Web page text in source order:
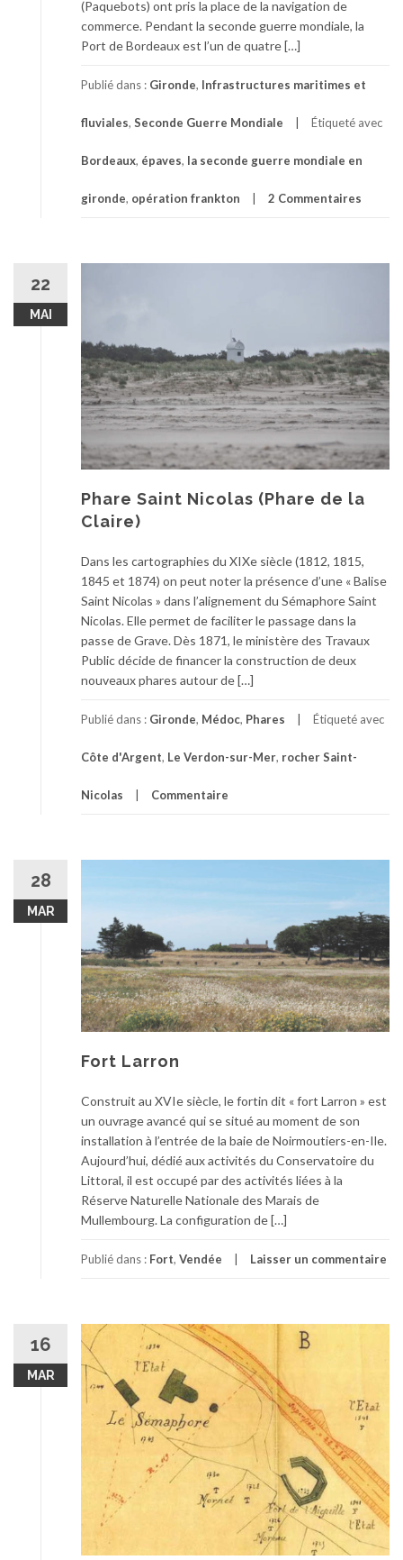
(Paquebots) ont pris la place de la navigation de
commerce. Pendant la seconde guerre mondiale, la
Port de Bordeaux est l’un de quatre […]
Publié dans : Gironde, Infrastructures maritimes et
fluviales, Seconde Guerre Mondiale Étiqueté avec
Bordeaux, épaves, la seconde guerre mondiale en
gironde, opération frankton 2 Commentaires
22
MAI
Phare Saint Nicolas (Phare de la
Claire)
Dans les cartographies du XIXe siècle (1812, 1815,
1845 et 1874) on peut noter la présence d’une « Balise
Saint Nicolas » dans l’alignement du Sémaphore Saint
Nicolas. Elle permet de faciliter le passage dans la
passe de Grave. Dès 1871, le ministère des Travaux
Public décide de financer la construction de deux
nouveaux phares autour de […]
Publié dans : Gironde, Médoc, Phares Étiqueté avec
Côte d'Argent, Le Verdon-sur-Mer, rocher Saint-
Nicolas Commentaire
28
MAR
Fort Larron
Construit au XVIe siècle, le fortin dit « fort Larron » est
un ouvrage avancé qui se situé au moment de son
installation à l’entrée de la baie de Noirmoutiers-en-Ile.
Aujourd’hui, dédié aux activités du Conservatoire du
Littoral, il est occupé par des activités liées à la
Réserve Naturelle Nationale des Marais de
Mullembourg. La configuration de […]
Publié dans : Fort, Vendée Laisser un commentaire
16
MAR